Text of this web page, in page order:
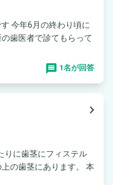
今年6月の終わり頃に
歯医者で診てもらって
1名が回答
navigate_next
りに歯茎にフィステル
の歯茎にあります。 本